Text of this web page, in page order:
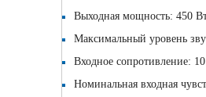
Выходная мощность: 450
Максимальный уровень
Входное сопротивление:
Номинальная входная